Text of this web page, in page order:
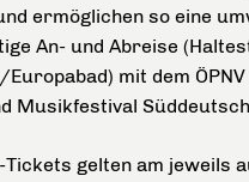
ermöglichen so eine
An- und Abreise
mit dem
Musikfestival
Tickets gelten am jeweils